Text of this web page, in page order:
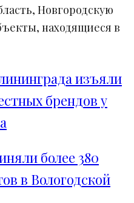
Новгородскую
находящиеся в
изъяли
брендов у
более 380
в Вологодской